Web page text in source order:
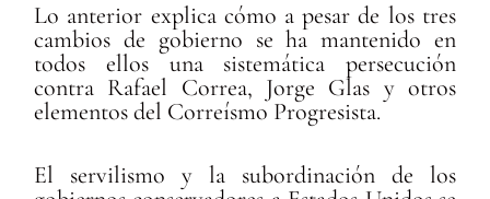
Lo anterior explica cómo a pesar de los tres
cambios de gobierno se ha mantenido en
todos ellos una sistemática persecución
contra Rafael Correa, Jorge Glas y otros
elementos del Correísmo Progresista.
El servilismo y la subordinación de los